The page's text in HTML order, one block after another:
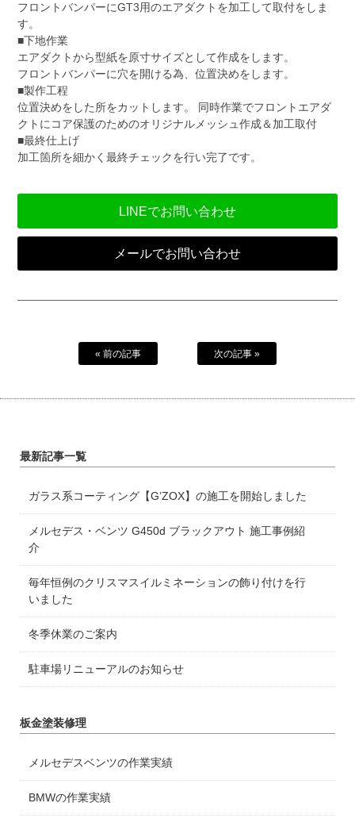
フロントバンパーにGT3用のエアダクトを加工して取付をしま
す。
■下地作業
エアダクトから型紙を原寸サイズとして作成をします。
フロントバンパーに穴を開ける為、位置決めをします。
■製作工程
位置決めをした所をカットします。 同時作業でフロントエアダ
クトにコア保護のためのオリジナルメッシュ作成＆加工取付
■最終仕上げ
加工箇所を細かく最終チェックを行い完了です。
LINEでお問い合わせ
メールでお問い合わせ
« 前の記事 次の記事 »
最新記事一覧
ガラス系コーティング【G’ZOX】の施工を開始しました
メルセデス・ベンツ G450d ブラックアウト 施工事例紹
介
毎年恒例のクリスマスイルミネーションの飾り付けを行
いました
冬季休業のご案内
駐車場リニューアルのお知らせ
板金塗装修理
メルセデスベンツの作業実績
BMWの作業実績